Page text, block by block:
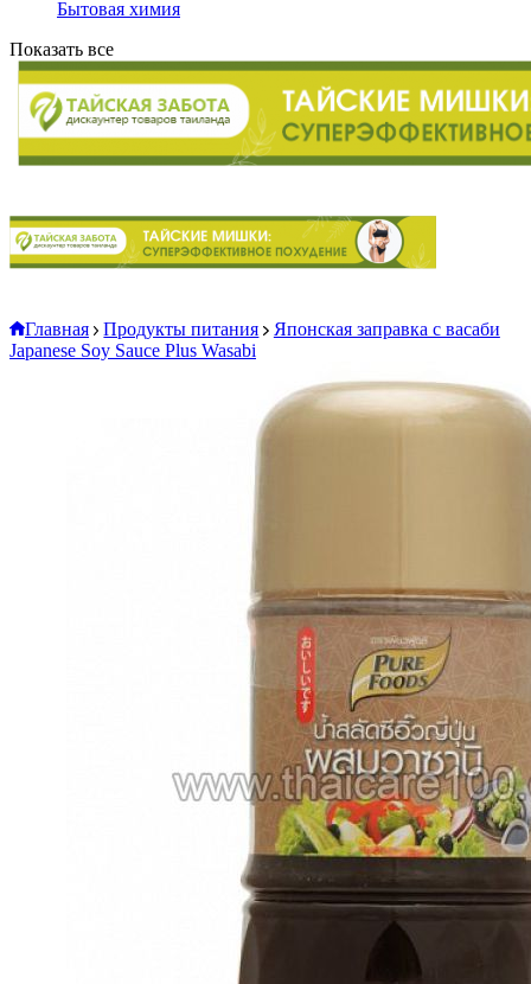
Бытовая химия
Показать все
Главная Продукты питания
Японская заправка с васаби
Japanese Soy Sauce Plus Wasabi